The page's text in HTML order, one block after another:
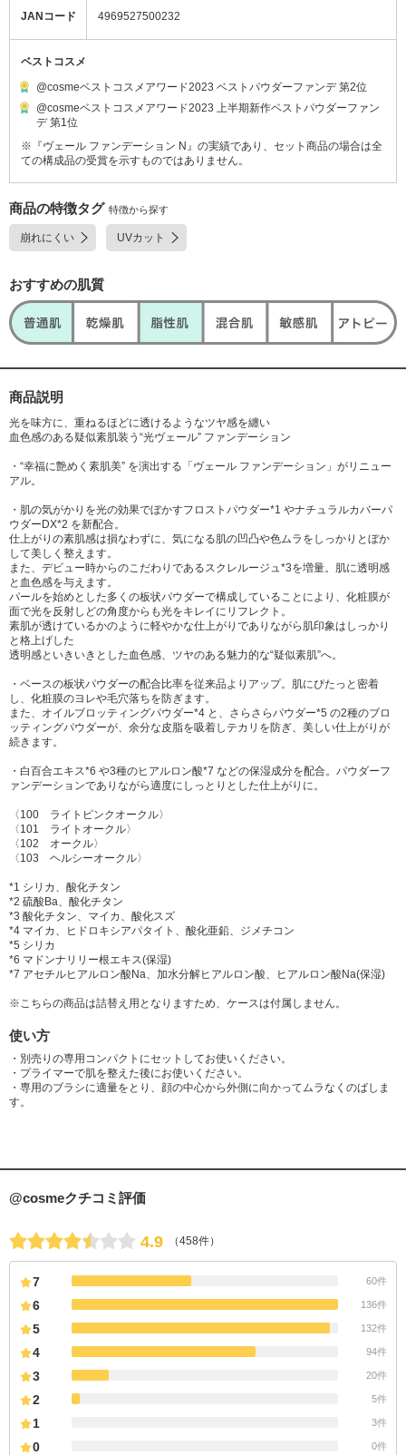
JANコード 4969527500232
ベストコスメ
@cosmeベストコスメアワード2023 ベストパウダーファンデ 第2位
@cosmeベストコスメアワード2023 上半期新作ベストパウダーファン
デ 第1位
※『ヴェール ファンデーション N』の実績であり、セット商品の場合は全
ての構成品の受賞を示すものではありません。
商品の特徴タグ 特徴から探す
崩れにくい UVカット
おすすめの肌質
商品説明
光を味方に、重ねるほどに透けるようなツヤ感を纏い
血色感のある疑似素肌装う“光ヴェール” ファンデーション
・“幸福に艶めく素肌美” を演出する「ヴェール ファンデーション」がリニュー
アル。
・肌の気がかりを光の効果でぼかすフロストパウダー*1 やナチュラルカバーパ
ウダーDX*2 を新配合。
仕上がりの素肌感は損なわずに、気になる肌の凹凸や色ムラをしっかりとぼか
して美しく整えます。
また、デビュー時からのこだわりであるスクレルージュ*3を増量。肌に透明感
と血色感を与えます。
パールを始めとした多くの板状パウダーで構成していることにより、化粧膜が
面で光を反射しどの角度からも光をキレイにリフレクト。
素肌が透けているかのように軽やかな仕上がりでありながら肌印象はしっかり
と格上げした
透明感といきいきとした血色感、ツヤのある魅力的な“疑似素肌”へ。
・ベースの板状パウダーの配合比率を従来品よりアップ。肌にぴたっと密着
し、化粧膜のヨレや毛穴落ちを防ぎます。
また、オイルブロッティングパウダー*4 と、さらさらパウダー*5 の2種のブロ
ッティングパウダーが、余分な皮脂を吸着しテカリを防ぎ、美しい仕上がりが
続きます。
・白百合エキス*6 や3種のヒアルロン酸*7 などの保湿成分を配合。パウダーフ
ァンデーションでありながら適度にしっとりとした仕上がりに。
〈100 ライトピンクオークル〉
〈101 ライトオークル〉
〈102 オークル〉
〈103 ヘルシーオークル〉
*1 シリカ、酸化チタン
*2 硫酸Ba、酸化チタン
*3 酸化チタン、マイカ、酸化スズ
*4 マイカ、ヒドロキシアパタイト、酸化亜鉛、ジメチコン
*5 シリカ
*6 マドンナリリー根エキス(保湿)
*7 アセチルヒアルロン酸Na、加水分解ヒアルロン酸、ヒアルロン酸Na(保湿)
※こちらの商品は詰替え用となりますため、ケースは付属しません。
使い方
・別売りの専用コンパクトにセットしてお使いください。
・プライマーで肌を整えた後にお使いください。
・専用のブラシに適量をとり、顔の中心から外側に向かってムラなくのばしま
す。
@cosmeクチコミ評価
4.9 （458件）
7 60件
6 136件
5 132件
4 94件
3 20件
2 5件
1 3件
0 0件